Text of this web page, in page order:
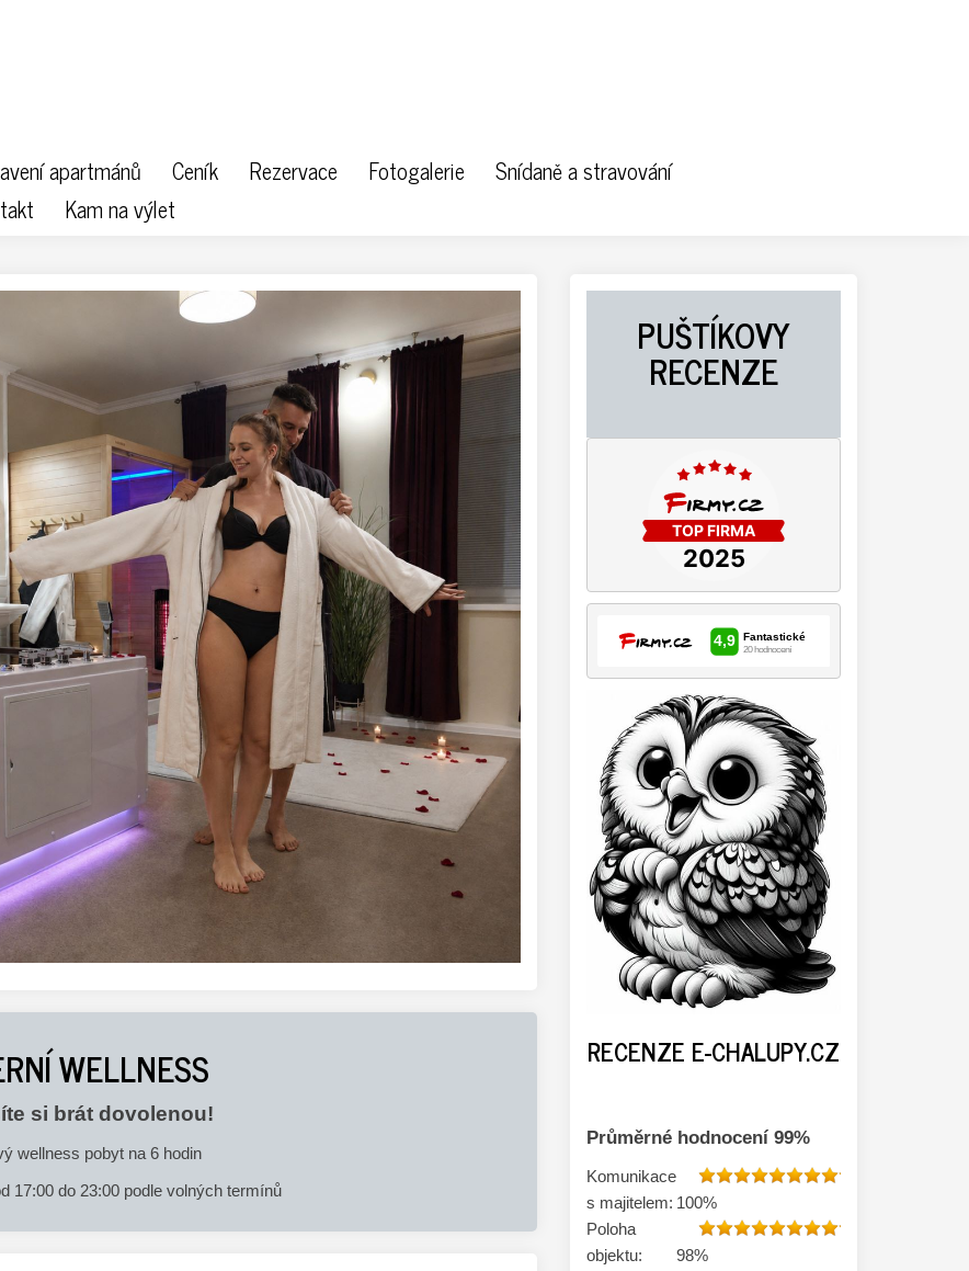
apartmánů Ceník Rezervace Fotogalerie
Snídaně a stravování
Kam na výlet
WELLNESS
si brát dovolenou!
wellness pobyt na 6 hodin
17:00 do 23:00 podle volných termínů
PUŠTÍKOVY
RECENZE
RECENZE E-CHALUPY.CZ
Průměrné hodnocení 99%
Komunikace
s majitelem: 100%
Poloha
objektu:
98%